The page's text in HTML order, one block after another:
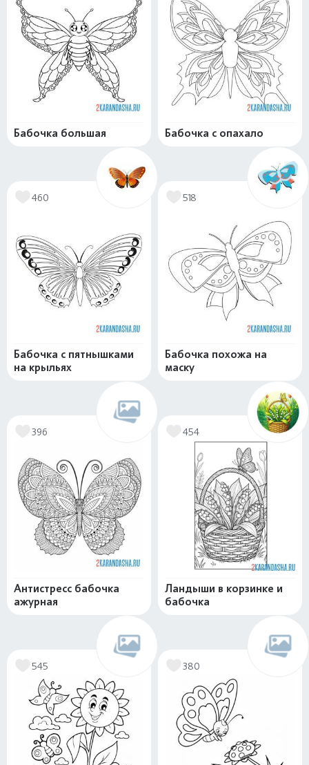
Бабочка большая Бабочка с опахало
460
Бабочка с пятнышками
на крыльях
518
Бабочка похожа на
маску
396
Антистресс бабочка
ажурная
454
Ландыши в корзинке и
бабочка
545 380